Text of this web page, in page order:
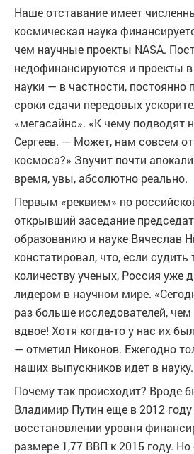
Наше отставание имеет
космическая наука
чем научные проекты NASA.
недофинансируются и проекты в
науки — в частности, постоянно
сроки сдачи передовых
«мегасайнс». «К чему подводят
Сергеев. — Может, нам совсем
космоса?» Звучит почти
время, увы, абсолютно реально.
Первым «реквием» по
открывший заседание
образованию и науке Вячеслав
констатировал, что, если судить
количеству ученых, Россия уже
лидером в научном мире.
раз больше исследователей,
вдвое! Хотя когда-то у нас их
— отметил Никонов. Ежегодно
наших выпускников идет в науку.
Почему так происходит? Вроде
Владимир Путин еще в 2012 году
восстановлении уровня
размере 1,77 ВВП к 2015 году. Но